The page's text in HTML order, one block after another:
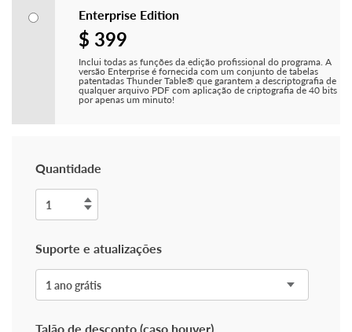
Enterprise Edition
$ 399
Inclui todas as funções da edição profissional do programa. A
versão Enterprise é fornecida com um conjunto de tabelas
patentadas Thunder Table® que garantem a descriptografia de
qualquer arquivo PDF com aplicação de criptografia de 40 bits
por apenas um minuto!
Quantidade
Suporte e atualizações
Talão de desconto (caso houver)